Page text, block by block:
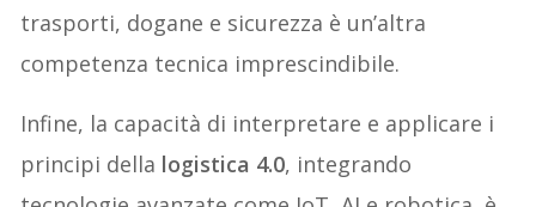
trasporti, dogane e sicurezza è un’altra
competenza tecnica imprescindibile.
Infine, la capacità di interpretare e applicare i
principi della logistica 4.0, integrando